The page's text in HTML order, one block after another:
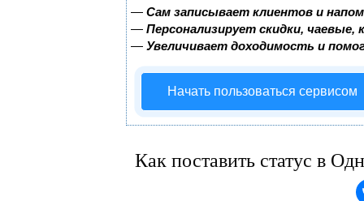
— Сам записывает клиентов и
— Персонализирует скидки,
— Увеличивает доходимость и
Начать пользоваться сервисом
Как поставить статус в